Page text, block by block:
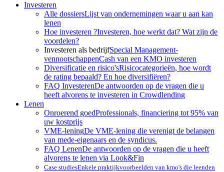
Investeren
Alle dossiersLijst van ondernemingen waar u aan kan
lenen
Hoe investeren ?Investeren, hoe werkt dat? Wat zijn de
voordelen?
Investeren als bedrijfSpecial Management-
vennootschappenCash van een KMO investeren
Diversificatie en risico'sRisicocategorieën, hoe wordt
de rating bepaald? En hoe diversifiëren?
FAQ InvesterenDe antwoorden op de vragen die u
heeft alvorens te investeren in Crowdlending
Lenen
Onroerend goedProfessionals, financiering tot 95% van
uw kostprijs
VME-leningDe VME-lening die verenigt de belangen
van mede-eigenaars en de syndicus.
FAQ LenenDe antwoorden op de vragen die u heeft
alvorens te lenen via Look&Fin
Case studiesEnkele praktijkvoorbeelden van kmo's die leenden